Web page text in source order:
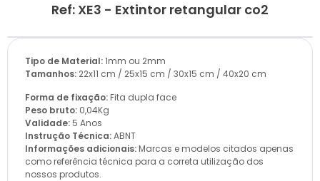
Ref: XE3 - Extintor retangular co2
Tipo de Material:1mm ou 2mm
Tamanhos: 22x11 cm / 25x15 cm / 30x15 cm / 40x20 cm
Forma de fixação: Fita dupla face
Peso bruto: 0,04Kg
Validade: 5 Anos
Instrução Técnica:ABNT
Informações adicionais: Marcas e modelos citados apenas
como referência técnica para a correta utilização dos
nossos produtos.